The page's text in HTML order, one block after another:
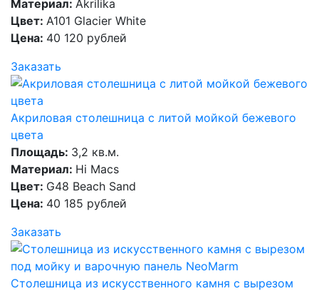
Материал: Akrilika
Цвет: A101 Glacier White
Цена: 40 120 рублей
Заказать
Акриловая столешница с литой мойкой бежевого
цвета
Площадь: 3,2 кв.м.
Материал: Hi Macs
Цвет: G48 Beach Sand
Цена: 40 185 рублей
Заказать
Столешница из искусственного камня с вырезом